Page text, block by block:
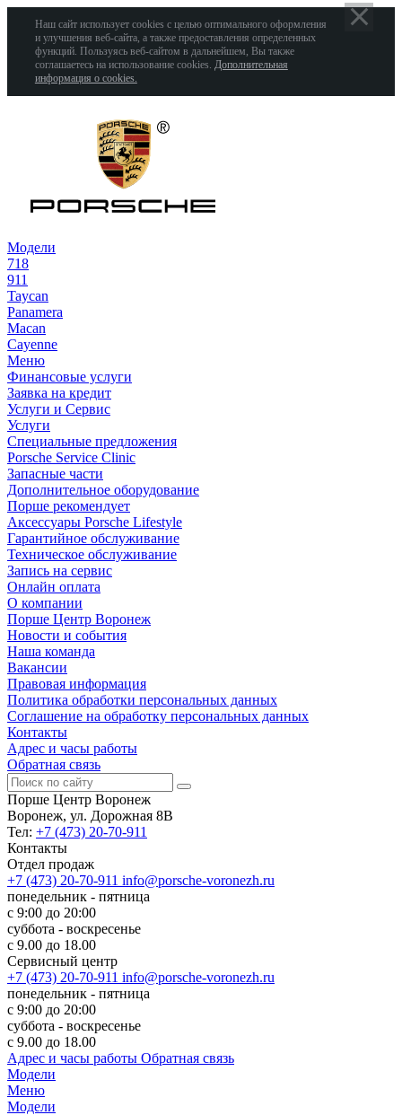
Наш сайт использует cookies с целью оптимального оформления
и улучшения веб-сайта, а также предоставления определенных
функций. Пользуясь веб-сайтом в дальнейшем, Вы также
соглашаетесь на использование cookies. Дополнительная
информация о cookies.
Модели
718
911
Taycan
Panamera
Macan
Cayenne
Меню
Финансовые услуги
Заявка на кредит
Услуги и Сервис
Услуги
Специальные предложения
Porsche Service Clinic
Запасные части
Дополнительное оборудование
Порше рекомендует
Аксессуары Porsche Lifestyle
Гарантийное обслуживание
Техническое обслуживание
Запись на сервис
Онлайн оплата
О компании
Порше Центр Воронеж
Новости и события
Наша команда
Вакансии
Правовая информация
Политика обработки персональных данных
Соглашение на обработку персональных данных
Контакты
Адрес и часы работы
Обратная связь
Порше Центр Воронеж
Воронеж, ул. Дорожная 8В
Тел: +7 (473) 20-70-911
Контакты
Отдел продаж
+7 (473) 20-70-911 info@porsche-voronezh.ru
понедельник - пятница
с 9:00 до 20:00
суббота - воскресенье
с 9.00 до 18.00
Сервисный центр
+7 (473) 20-70-911 info@porsche-voronezh.ru
понедельник - пятница
с 9:00 до 20:00
суббота - воскресенье
с 9.00 до 18.00
Адрес и часы работы Обратная связь
Модели
Меню
Модели